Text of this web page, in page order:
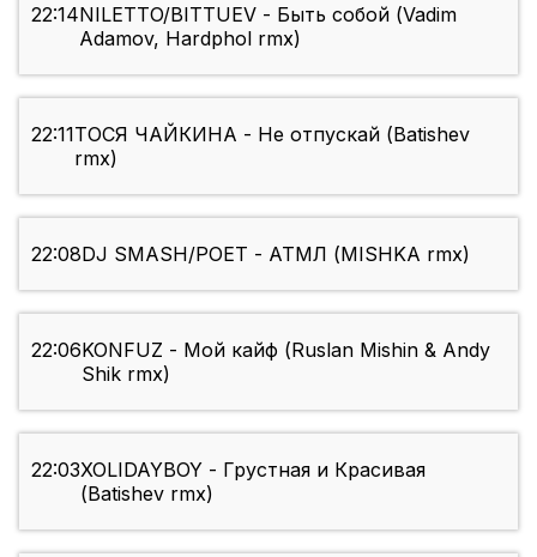
22:14NILETTO/BITTUEV - Быть собой (Vadim
Adamov, Hardphol rmx)
22:11ТОСЯ ЧАЙКИНА - Не отпускай (Batishev
rmx)
22:08DJ SMASH/POЕT - АТМЛ (MISHKA rmx)
22:06KONFUZ - Мой кайф (Ruslan Mishin & Andy
Shik rmx)
22:03XOLIDAYBOY - Грустная и Красивая
(Batishev rmx)